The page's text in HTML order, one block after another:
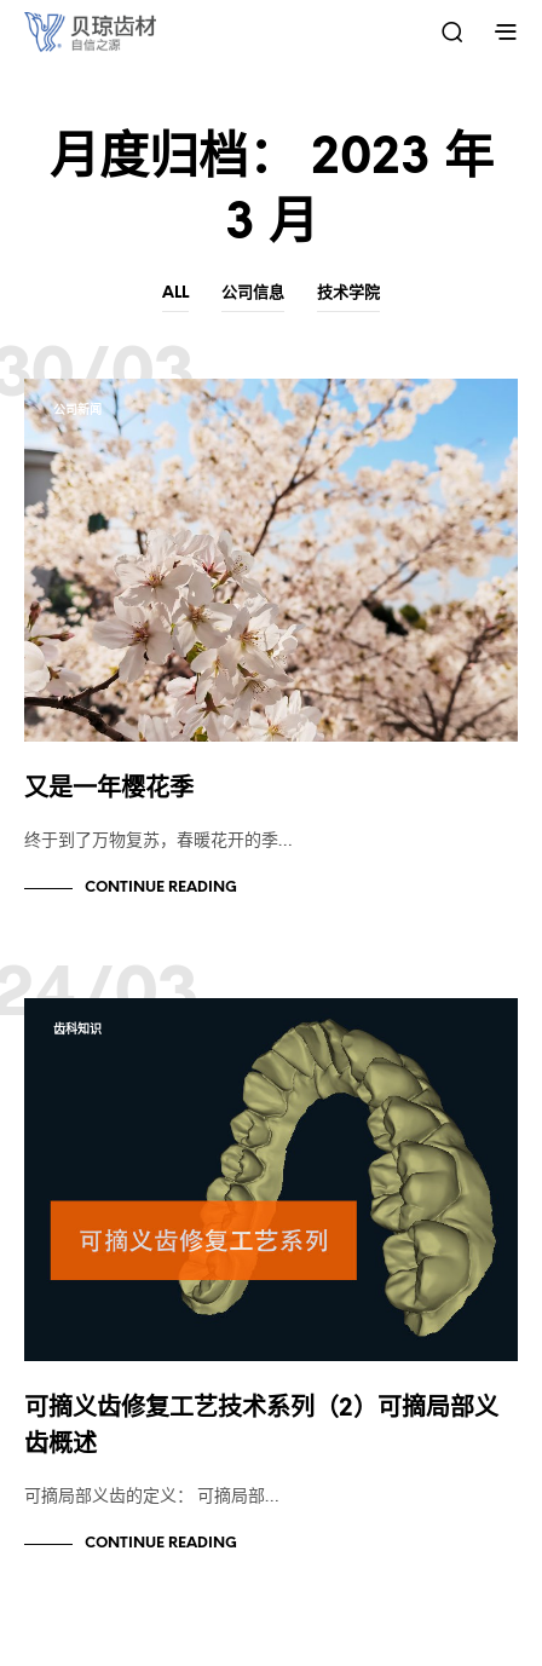
月度归档： 2023 年
3 月
ALL 公司信息 技术学院
03
公司新闻
又是一年樱花季
终于到了万物复苏，春暖花开的季…
CONTINUE READING
03
齿科知识
可摘义齿修复工艺技术系列（2）可摘局部义
齿概述
可摘局部义齿的定义： 可摘局部…
CONTINUE READING